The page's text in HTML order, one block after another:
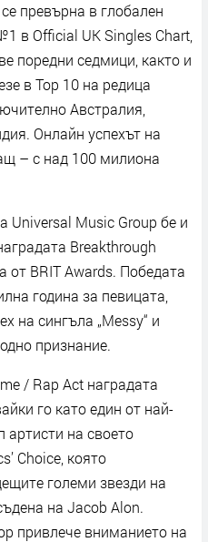
превърна в глобален
в Official UK Singles Chart,
поредни седмици, както и
в Top 10 на редица
Австралия,
Онлайн успехът на
– с над 100 милиона
Universal Music Group бе и
Breakthrough
от BRIT Awards. Победата
година за певицата,
на сингъла „Messy“ и
признание.
/ Rap Act наградата
го като един от най-
артисти на своето
Choice, която
големи звезди на
на Jacob Alon.
привлече вниманието на